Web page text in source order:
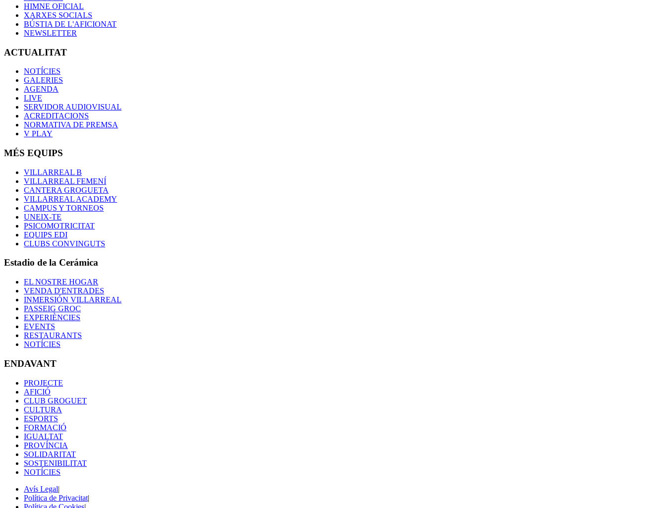
HIMNE OFICIAL
XARXES SOCIALS
BÚSTIA DE L'AFICIONAT
NEWSLETTER
ACTUALITAT
NOTÍCIES
GALERIES
AGENDA
LIVE
SERVIDOR AUDIOVISUAL
ACREDITACIONS
NORMATIVA DE PREMSA
V PLAY
MÉS EQUIPS
VILLARREAL B
VILLARREAL FEMENÍ
CANTERA GROGUETA
VILLARREAL ACADEMY
CAMPUS Y TORNEOS
UNEIX-TE
PSICOMOTRICITAT
EQUIPS EDI
CLUBS CONVINGUTS
Estadio de la Cerámica
EL NOSTRE HOGAR
VENDA D'ENTRADES
INMERSIÓN VILLARREAL
PASSEIG GROC
EXPERIÈNCIES
EVENTS
RESTAURANTS
NOTÍCIES
ENDAVANT
PROJECTE
AFICIÓ
CLUB GROGUET
CULTURA
ESPORTS
FORMACIÓ
IGUALTAT
PROVÍNCIA
SOLIDARITAT
SOSTENIBILITAT
NOTÍCIES
Avís Legal|
Política de Privacitat|